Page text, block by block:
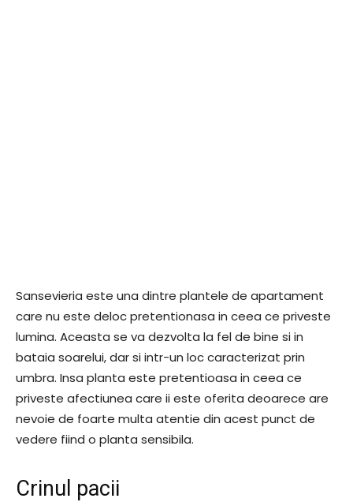
Sansevieria este una dintre plantele de apartament
care nu este deloc pretentionasa in ceea ce priveste
lumina. Aceasta se va dezvolta la fel de bine si in
bataia soarelui, dar si intr-un loc caracterizat prin
umbra. Insa planta este pretentioasa in ceea ce
priveste afectiunea care ii este oferita deoarece are
nevoie de foarte multa atentie din acest punct de
vedere fiind o planta sensibila.
Crinul pacii